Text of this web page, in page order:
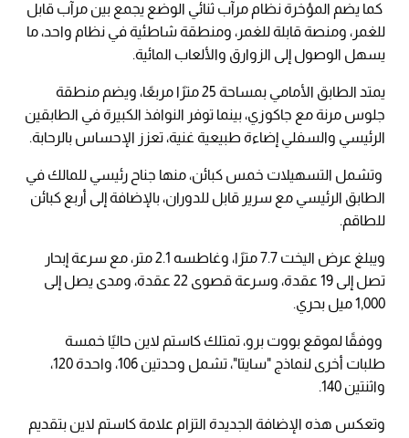
كما يضم المؤخرة نظام مرآب ثنائي الوضع يجمع بين مرآب قابل
للغمر، ومنصة قابلة للغمر، ومنطقة شاطئية في نظام واحد، ما
يسهل الوصول إلى الزوارق والألعاب المائية.
يمتد الطابق الأمامي بمساحة 25 مترًا مربعًا، ويضم منطقة
جلوس مرنة مع جاكوزي، بينما توفر النوافذ الكبيرة في الطابقين
الرئيسي والسفلي إضاءة طبيعية غنية، تعزز الإحساس بالرحابة.
وتشمل التسهيلات خمس كبائن، منها جناح رئيسي للمالك في
الطابق الرئيسي مع سرير قابل للدوران، بالإضافة إلى أربع كبائن
للطاقم.
ويبلغ عرض اليخت 7.7 مترًا، وغاطسه 2.1 متر، مع سرعة إبحار
تصل إلى 19 عقدة، وسرعة قصوى 22 عقدة، ومدى يصل إلى
1,000 ميل بحري.
ووفقًا لموقع بووت برو، تمتلك كاستم لاين حاليًا خمسة
طلبات أخرى لنماذج "سايتا"، تشمل وحدتين 106، واحدة 120،
واثنتين 140.
وتعكس هذه الإضافة الجديدة التزام علامة كاستم لاين بتقديم